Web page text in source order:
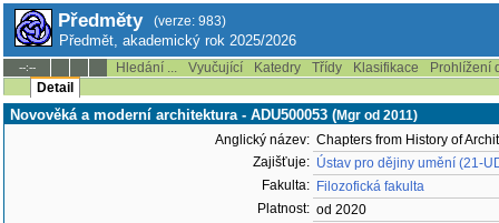
Předměty (verze: 983)
Předmět, akademický rok 2025/2026
--:-- Hledání ... Vyučující Katedry Třídy Klasifikace
Prohlížení
Detail
Novověká a moderní architektura - ADU500053 (Mgr od 2011)
Anglický název: Chapters from History of
Zajišťuje: Ústav pro dějiny umění (21-
Fakulta: Filozofická fakulta
Platnost: od 2020